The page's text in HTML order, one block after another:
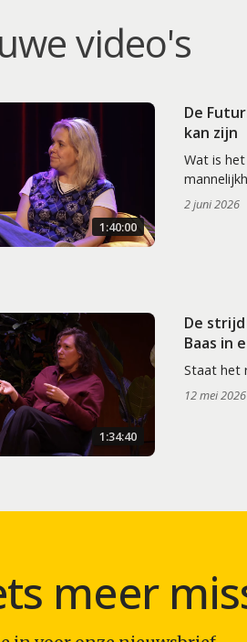
video's
1:40:00
De
kan zijn
Wat is
2 juni 2026
1:34:40
De
Baas in
Staat het
12 mei 2026
meer